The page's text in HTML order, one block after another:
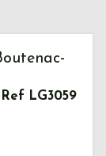
Ref LG3059